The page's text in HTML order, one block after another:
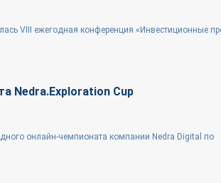
VIII ежегодная конференция «Инвестиционные
Nedra.Exploration Cup
онлайн-чемпионата компании Nedra Digital по